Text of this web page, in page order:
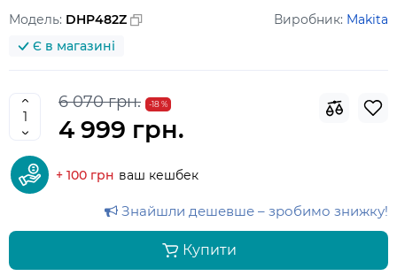
Модель: DHP482Z Виробник: Makita
Є в магазині
6 070 грн. -18 %
4 999 грн.
+ 100 грн ваш кешбек
Знайшли дешевше – зробимо знижку!
Купити